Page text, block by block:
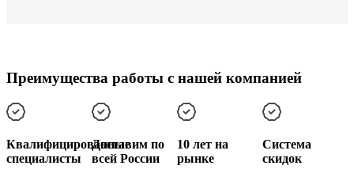
Преимущества работы с нашей компанией
Квалифицированные
специалисты
Доставим по
всей России
10 лет на
рынке
Cистема
скидок